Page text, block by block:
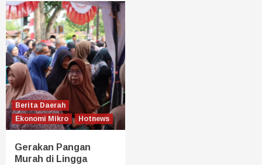
Berita Daerah
Ekonomi Mikro
Hotnews
Gerakan Pangan
Murah di Lingga